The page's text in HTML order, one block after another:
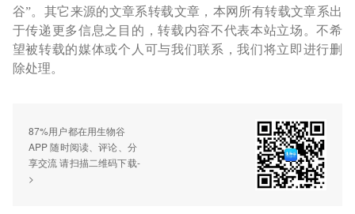
谷”。其它来源的文章系转载文章，本网所有转载文章系出
于传递更多信息之目的，转载内容不代表本站立场。不希
望被转载的媒体或个人可与我们联系，我们将立即进行删
除处理。
87%用户都在用生物谷
APP 随时阅读、评论、分
享交流 请扫描二维码下载-
>